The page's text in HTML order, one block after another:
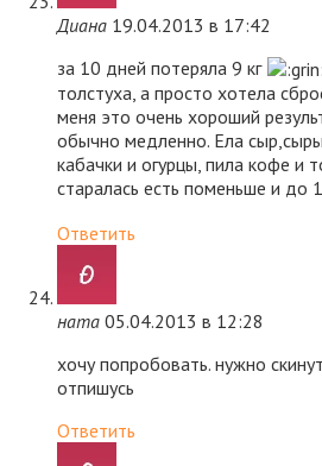
Диана 19.04.2013 в 17:42
за 10 дней потеряла 9 кг
толстуха, а просто хотела
меня это очень хороший
обычно медленно. Ела
кабачки и огурцы, пила кофе и
старалась есть поменьше и до
Ответить
ната 05.04.2013 в 12:28
хочу попробовать. нужно
отпишусь
Ответить